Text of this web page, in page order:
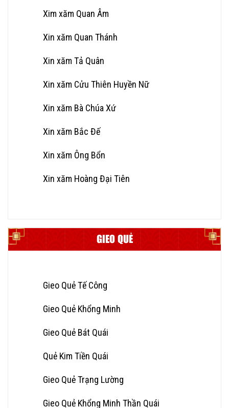
Xim xăm Quan Âm
Xin xăm Quan Thánh
Xin xăm Tả Quân
Xin xăm Cửu Thiên Huyền Nữ
Xin xăm Bà Chúa Xứ
Xin xăm Bắc Đế
Xin xăm Ông Bổn
Xin xăm Hoàng Đại Tiên
GIEO QUẺ
Gieo Quẻ Tế Công
Gieo Quẻ Khổng Minh
Gieo Quẻ Bát Quái
Quẻ Kim Tiền Quái
Gieo Quẻ Trạng Lường
Gieo Quẻ Khổng Minh Thần Quái